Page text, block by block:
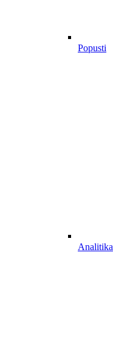
Popusti
Analitika